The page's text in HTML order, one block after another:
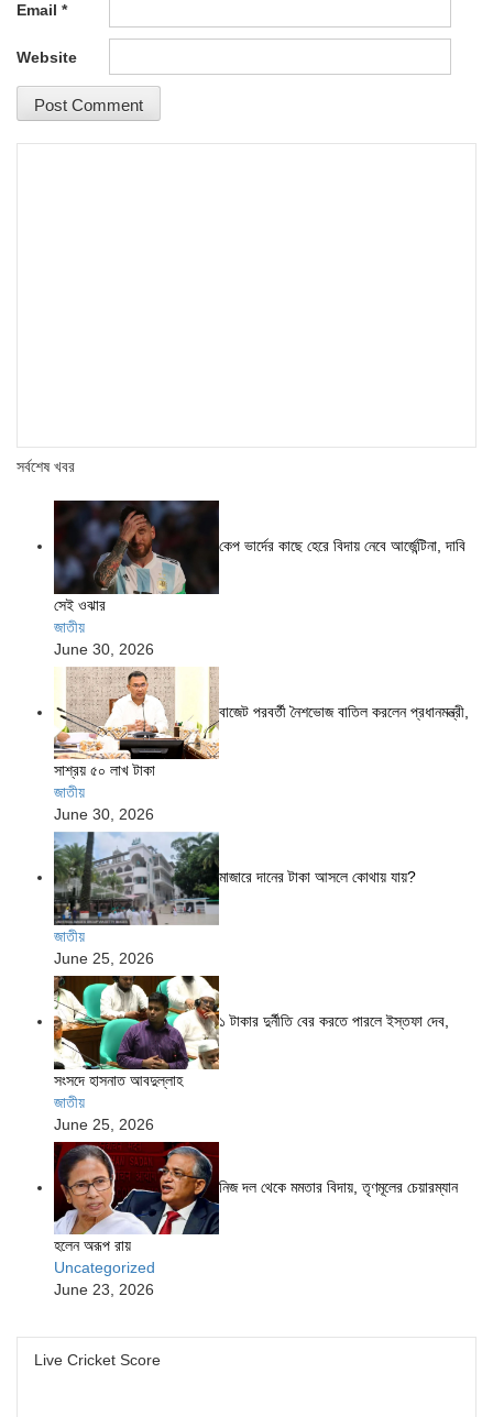
Email *
Website
সর্বশেষ খবর
কেপ ভার্দের কাছে হেরে বিদায় নেবে আর্জেন্টিনা, দাবি
সেই ওঝার
জাতীয়
June 30, 2026
বাজেট পরবর্তী নৈশভোজ বাতিল করলেন প্রধানমন্ত্রী,
সাশ্রয় ৫০ লাখ টাকা
জাতীয়
June 30, 2026
মাজারে দানের টাকা আসলে কোথায় যায়?
জাতীয়
June 25, 2026
১ টাকার দুর্নীতি বের করতে পারলে ইস্তফা দেব,
সংসদে হাসনাত আবদুল্লাহ
জাতীয়
June 25, 2026
নিজ দল থেকে মমতার বিদায়, তৃণমূলের চেয়ারম্যান
হলেন অরূপ রায়
Uncategorized
June 23, 2026
Live Cricket Score